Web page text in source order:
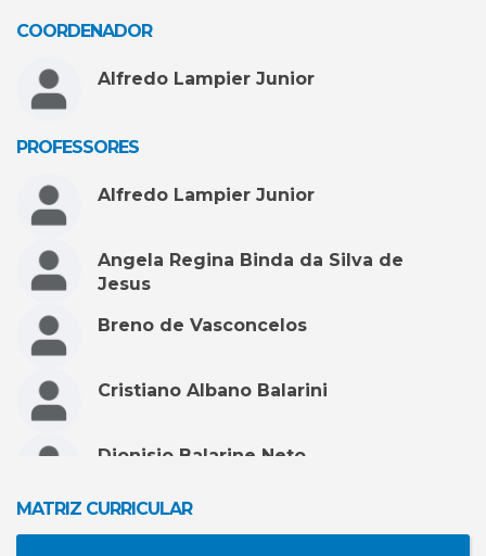
COORDENADOR
Alfredo Lampier Junior
PROFESSORES
Alfredo Lampier Junior
Angela Regina Binda da Silva de
Jesus
Breno de Vasconcelos
Cristiano Albano Balarini
Dionisio Balarine Neto
Fabiano Antonio Babilon
MATRIZ CURRICULAR